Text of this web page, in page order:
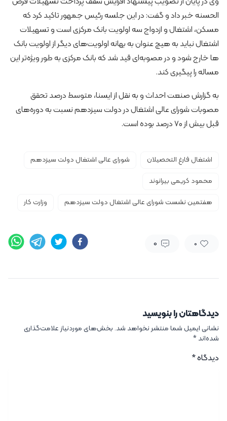
الحسنه خبر داد و گفت: در این جلسه رئیس جمهور تاکید کرد که
مسکن، اشتغال و ازدواج سه اولویت بانک مرکزی است و تسهیلات
اشتغال نباید به هیچ عنوان به بهانه اولویت‌های دیگر از اولویت بانک
ها خارج شود و در مصوبه‌ای قید شد که بانک مرکزی به طور ویژه‌تر این
مساله را پیگیری کند.
به گزارش صنعت احداث و به نقل از ایسنا، متوسط درصد تحقق
مصوبات شورای عالی اشتغال در دولت سیزدهم نسبت به دوره‌های
قبل بیش از ۷۰ درصد بوده است.
اشتغال فارغ التحصیلان
شورای عالی اشتغال دولت سیزدهم
محمود کریمی بیرانوند
هفتمین نشست شورای عالی اشتغال دولت سیزدهم
وزارت کار
0
0
دیدگاهتان را بنویسید
نشانی ایمیل شما منتشر نخواهد شد. بخش‌های موردنیاز علامت‌گذاری
شده‌اند*
دیدگاه*